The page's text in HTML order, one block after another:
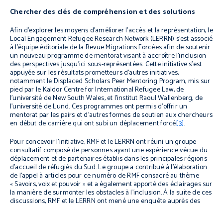
Chercher des clés de compréhension et des solutions
Afin d’explorer les moyens d’améliorer l’accès et la représentation, le
Local Engagement Refugee Research Network (LERRN) s’est associé
à l’équipe éditoriale de la Revue Migrations Forcéesafin de soutenir
un nouveau programme de mentorat visant à accroître l’inclusion
des perspectives jusqu’ici sous-représentées. Cette initiative s’est
appuyée sur les résultats prometteurs d’autres initiatives,
notamment le Displaced Scholars Peer Mentoring Program, mis sur
pied par le Kaldor Centre for International Refugee Law, de
l’université de New South Wales, et l’institut Raoul Wallenberg, de
l’université de Lund. Ces programmes ont permis d’offrir un
mentorat par les pairs et d’autres formes de soutien aux chercheurs
en début de carrière qui ont subi un déplacement forcé[3].
Pour concevoir l’initiative, RMF et le LERRN ont réuni un groupe
consultatif composé de personnes ayant une expérience vécue du
déplacement et de partenaires établis dans les principales régions
d’accueil de réfugiés du Sud. Le groupe a contribué à l’élaboration
de l’appel à articles pour ce numéro de RMF consacré au thème
« Savoirs, voix et pouvoir » et a également apporté des éclairages sur
la manière de surmonter les obstacles à l’inclusion. À la suite de ces
discussions, RMF et le LERRN ont mené une enquête auprès des